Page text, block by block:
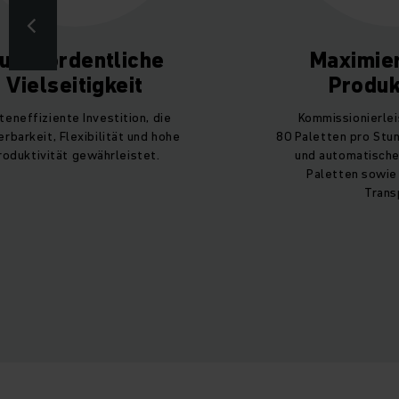
Vielseitigkeit
Investition, die
Flexibilität und hohe
gewährleistet.
80 Paletten pro
und
Paletten